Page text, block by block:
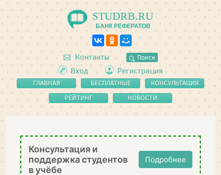
STUDRB.RU
БАНК РЕФЕРАТОВ
Контакты Поиск
Вход Регистрация
ГЛАВНАЯ
БЕСПЛАТНЫЕ
РЕФЕРАТЫ
КОНСУЛЬТАЦИЯ
РЕЙТИНГ
НОВОСТИ
Консультация и
поддержка студентов
в учёбе
Подробнее